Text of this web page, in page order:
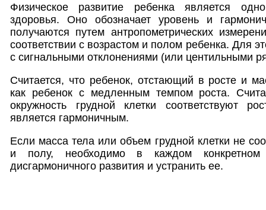
Физическое развитие ребенка является
здоровья. Оно обозначает уровень и
получаются путем антропометрических
соответствии с возрастом и полом ребенка. Для
с сигнальными отклонениями (или центильными
Считается, что ребенок, отстающий в росте и
как ребенок с медленным темпом роста.
окружность грудной клетки соответствуют
является гармоничным.
Если масса тела или объем грудной клетки не
и полу, необходимо в каждом конкретном
дисгармоничного развития и устранить ее.